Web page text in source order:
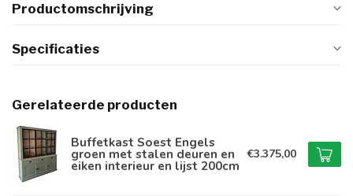
Productomschrijving
Specificaties
Gerelateerde producten
Buffetkast Soest Engels
groen met stalen deuren en
eiken interieur en lijst 200cm
€3.375,00